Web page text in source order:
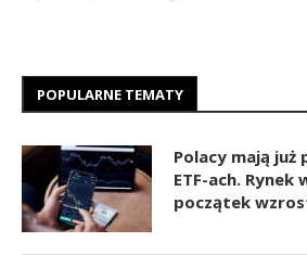
POPULARNE TEMATY
Polacy mają już
ETF-ach.
początek